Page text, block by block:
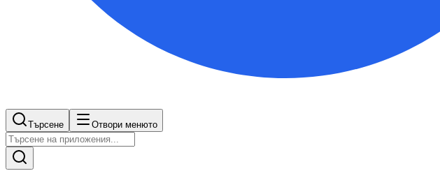
Търсене Отвори менюто